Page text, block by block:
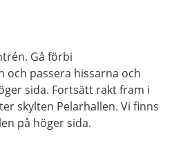
Gå förbi
och passera hissarna och
sida. Fortsätt rakt fram i
skylten Pelarhallen. Vi finns
på höger sida.